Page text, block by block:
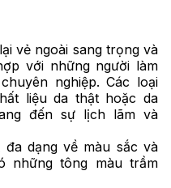
vẻ ngoài sang trọng và
với những người làm
nghiệp. Các loại
liệu da thật hoặc da
đến sự lịch lãm và
đa dạng về màu sắc và
những tông màu trầm